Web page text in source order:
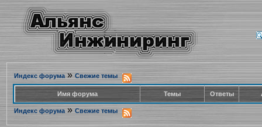
Индекс форума» Свежие темы
Имя форума Темы Ответы
Индекс форума » Свежие темы